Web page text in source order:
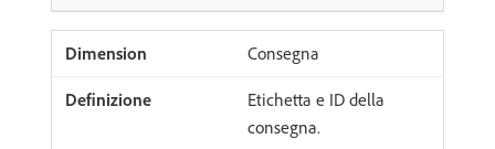
Consegna
Etichetta e ID della
consegna.